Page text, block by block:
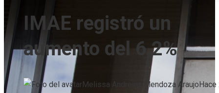
IMAE registró un
aumento del 6,2%
Melissa Andreina Mendoza Araujo Hace